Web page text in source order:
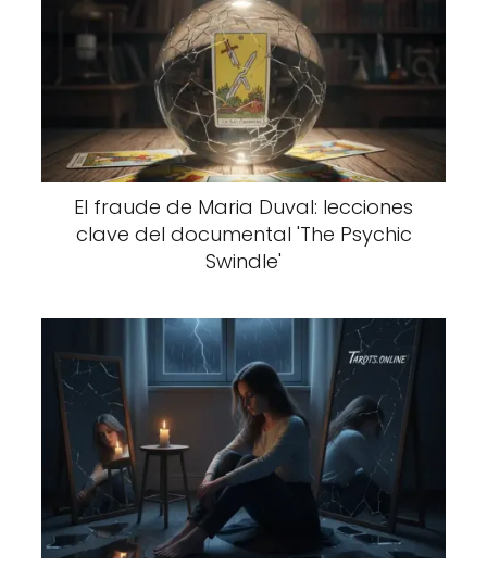
El fraude de Maria Duval: lecciones
clave del documental 'The Psychic
Swindle'